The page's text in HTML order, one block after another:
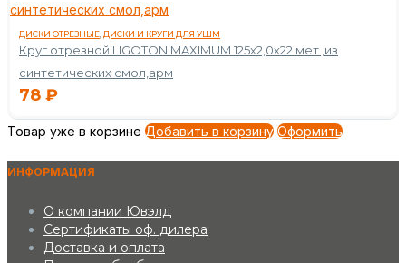
синтетических смол,арм
ДИСКИ ОТРЕЗНЫЕ ДИСКИ И КРУГИ ДЛЯ УШМ
Круг отрезной LIGOTON MAXIMUM 125х2,0х22 мет.,из
синтетических смол,арм
78 ₽
Товар уже в корзине Добавить в корзину Оформить
ИНФОРМАЦИЯ
О компании Ювэлд
Сертификаты оф. дилера
Доставка и оплата